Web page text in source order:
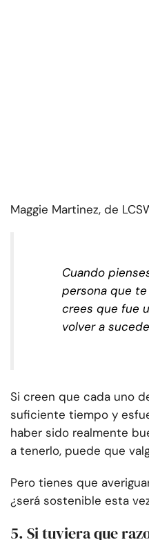
Maggie Martinez, de
Cuando
persona que
crees que fue
volver a
Si creen que cada uno
suficiente tiempo y
haber sido realmente
a tenerlo, puede que
Pero tienes que
¿será sostenible esta
5. Si tuviera que